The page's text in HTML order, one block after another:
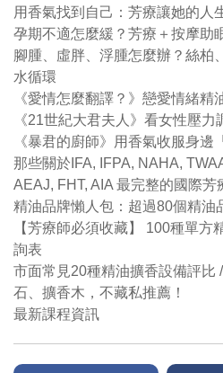
用香氣找到自己：芳療讓她的人
孕期不適怎麼緩？芳療＋按摩助
腳腫、虛胖、浮腫怎麼辦？絲柏
水循環
《愛情怎麼翻譯？》戀愛情緒
《21世紀大君夫人》看女性壓
《暴君的廚師》用香氣收服身邊
那些關於IFA, IFPA, NAHA,
AEAJ, FHT, AIA 最完整的國際
精油品牌懶人包：超過80個精油
【芳療師必須收藏】 100種單方
詢表
市面常見20種精油擴香設備評比
石、擴香木，不藏私推薦！
最新課程資訊